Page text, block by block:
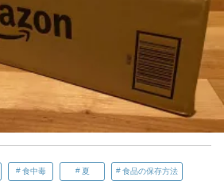
食中毒 夏 食品の保存方法